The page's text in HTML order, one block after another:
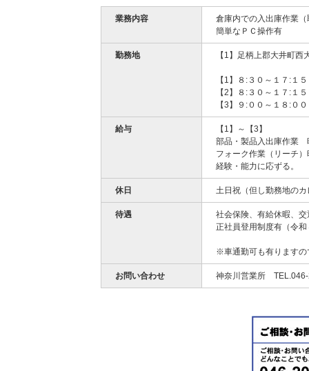
業務内容
倉庫内での入出庫作業
簡単なＰＣ操作有
勤務地 【1】足柄上郡大井町
【1】８:３０～１７:１
【2】８:３０～１７:１
【3】９:００～１８:０
給与
【1】～【3】
部品・製品入出庫作
フォーク作業（リーチ
経験・能力に応ずる。
休日 土日祝（但し勤務地の
待遇
社会保険、有給休暇、
正社員登用制度有（令
※車通勤可も有りますの
お問い合わせ 神奈川営業所